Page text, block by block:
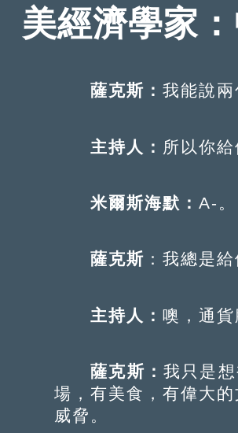
美經濟學家
薩克斯： 我能說
主持人： 所以你
米爾斯海默： A-。
薩克斯 ：我總是給
主持人： 噢，通貨
薩克斯：我只是
場，有美食，有偉大
威脅。